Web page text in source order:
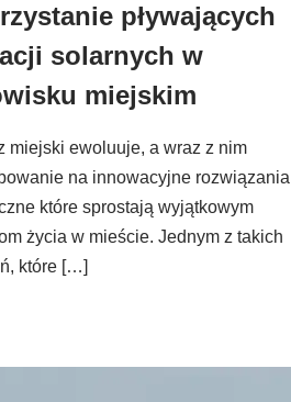
pływających
solarnych w
miejskim
miejski ewoluuje, a wraz z nim
na innowacyjne rozwiązania
które sprostają wyjątkowym
życia w mieście. Jednym z takich
które […]